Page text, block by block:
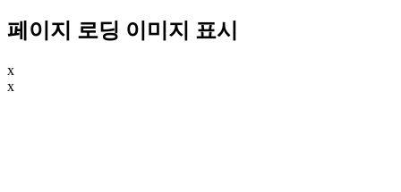
페이지 로딩 이미지 표시
x
x